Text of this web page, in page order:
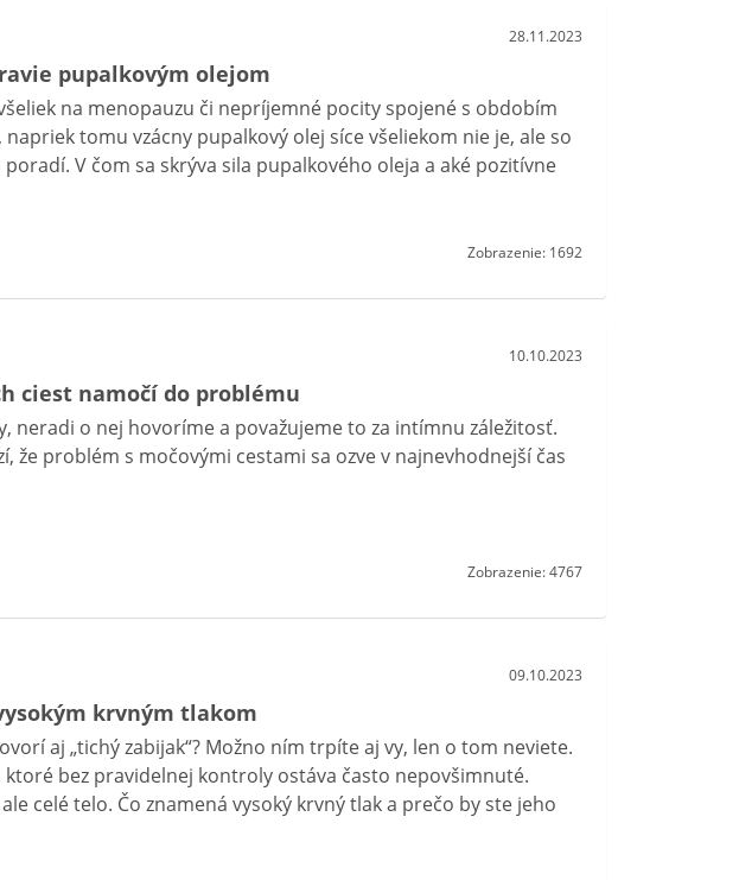
28.11.2023
pupalkovým olejom
na menopauzu či nepríjemné pocity spojené s obdobím
tomu vzácny pupalkový olej síce všeliekom nie je, ale so
V čom sa skrýva sila pupalkového oleja a aké pozitívne
Zobrazenie: 1692
10.10.2023
ciest namočí do problému
neradi o nej hovoríme a považujeme to za intímnu záležitosť.
že problém s močovými cestami sa ozve v najnevhodnejší čas
Zobrazenie: 4767
09.10.2023
krvným tlakom
aj „tichý zabijak“? Možno ním trpíte aj vy, len o tom neviete.
bez pravidelnej kontroly ostáva často nepovšimnuté.
celé telo. Čo znamená vysoký krvný tlak a prečo by ste jeho